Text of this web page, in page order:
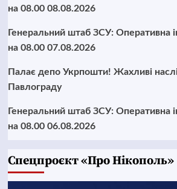
на 08.00 08.08.2026
Генеральний штаб ЗСУ: Оперативна
на 08.00 07.08.2026
Палає депо Укрпошти! Жахливі
Павлограду
Генеральний штаб ЗСУ: Оперативна
на 08.00 06.08.2026
Cпецпроєкт «Про Нікополь»